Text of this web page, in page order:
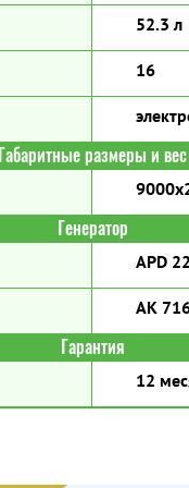
52.3 л
16
Габаритные размеры и вес
Генератор
APD
AK
Гарантия
12